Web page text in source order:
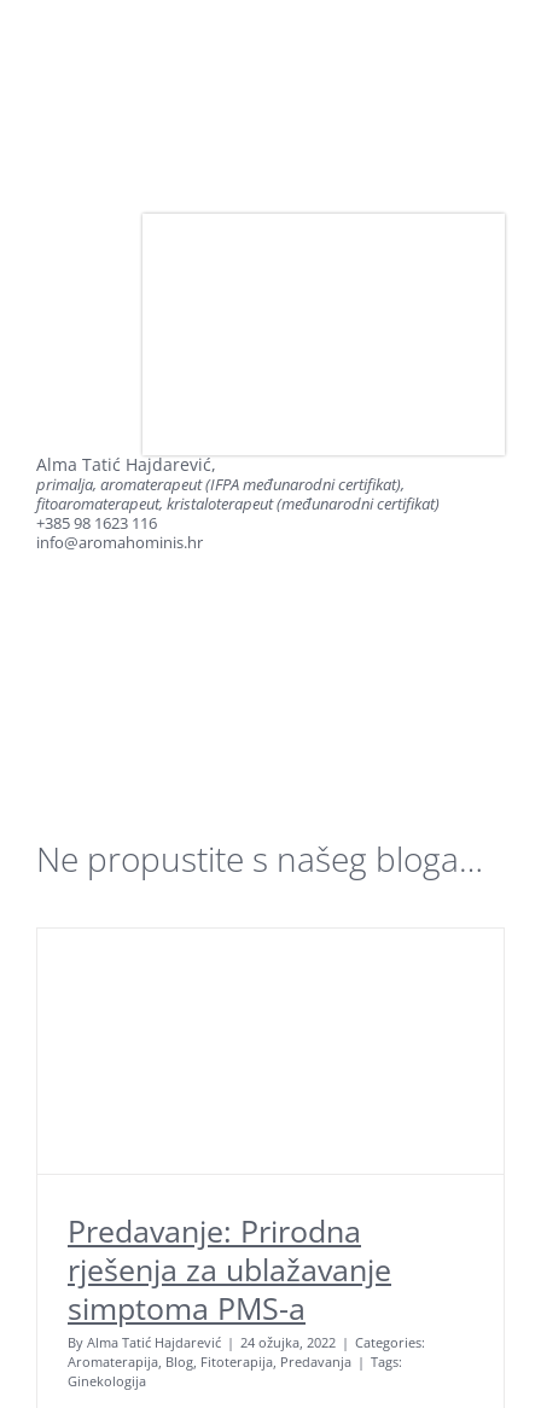
Alma Tatić Hajdarević,
primalja, aromaterapeut (IFPA međunarodni certifikat),
fitoaromaterapeut, kristaloterapeut (međunarodni certifikat)
+385 98 1623 116
info@aromahominis.hr
Ne propustite s našeg bloga…
Predavanje: Prirodna
rješenja za ublažavanje
simptoma PMS-a
By Alma Tatić Hajdarević | 24 ožujka, 2022 | Categories:
Aromaterapija Blog Fitoterapija Predavanja | Tags:
Ginekologija